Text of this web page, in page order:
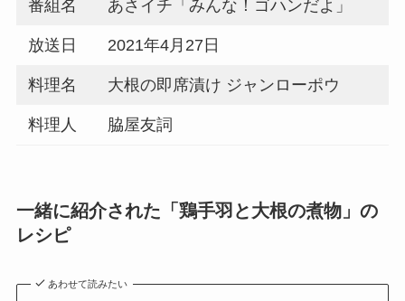
番組名 あさイチ「みんな！ゴハンだよ」
放送日 2021年4月27日
料理名 大根の即席漬け ジャンローポウ
料理人 脇屋友詞
一緒に紹介された「鶏手羽と大根の煮物」の
レシピ
あわせて読みたい